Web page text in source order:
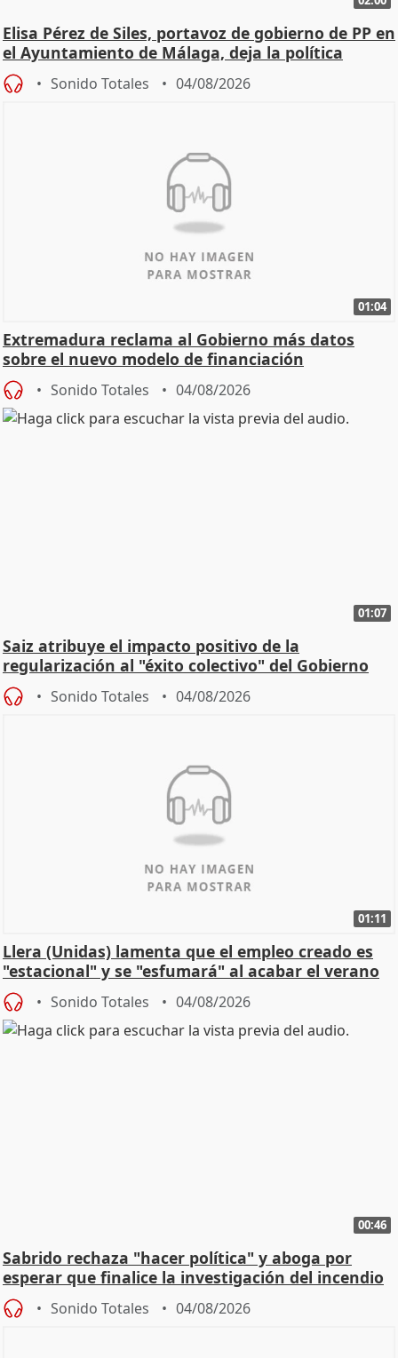
Elisa Pérez de Siles, portavoz de gobierno de PP en
el Ayuntamiento de Málaga, deja la política
Sonido Totales 04/08/2026
01:04
Extremadura reclama al Gobierno más datos
sobre el nuevo modelo de financiación
Sonido Totales 04/08/2026
01:07
Saiz atribuye el impacto positivo de la
regularización al "éxito colectivo" del Gobierno
Sonido Totales 04/08/2026
01:11
Llera (Unidas) lamenta que el empleo creado es
"estacional" y se "esfumará" al acabar el verano
Sonido Totales 04/08/2026
00:46
Sabrido rechaza "hacer política" y aboga por
esperar que finalice la investigación del incendio
Sonido Totales 04/08/2026